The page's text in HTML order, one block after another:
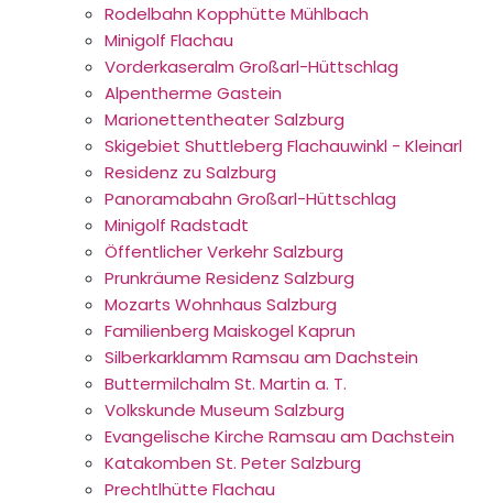
Rodelbahn Kopphütte Mühlbach
Minigolf Flachau
Vorderkaseralm Großarl-Hüttschlag
Alpentherme Gastein
Marionettentheater Salzburg
Skigebiet Shuttleberg Flachauwinkl - Kleinarl
Residenz zu Salzburg
Panoramabahn Großarl-Hüttschlag
Minigolf Radstadt
Öffentlicher Verkehr Salzburg
Prunkräume Residenz Salzburg
Mozarts Wohnhaus Salzburg
Familienberg Maiskogel Kaprun
Silberkarklamm Ramsau am Dachstein
Buttermilchalm St. Martin a. T.
Volkskunde Museum Salzburg
Evangelische Kirche Ramsau am Dachstein
Katakomben St. Peter Salzburg
Prechtlhütte Flachau